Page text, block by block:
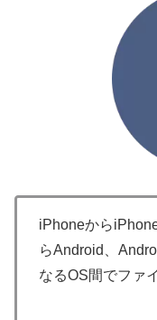
iPhoneから
らAndroid、
なるOS間でファ